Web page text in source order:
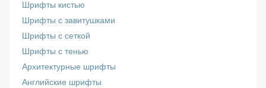
Шрифты кистью
Шрифты с завитушками
Шрифты с сеткой
Шрифты с тенью
Архитектурные шрифты
Английские шрифты